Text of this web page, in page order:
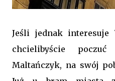
Jeśli jednak
chcielibyście
Maltańczyk, na swój